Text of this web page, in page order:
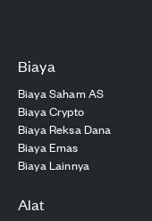
Biaya
Biaya Saham AS
Biaya Crypto
Biaya Reksa Dana
Biaya Emas
Biaya Lainnya
Alat